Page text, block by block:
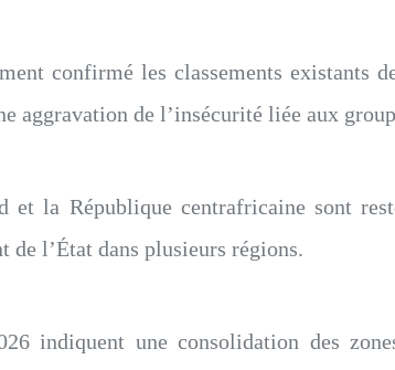
confirmé les classements existants
aggravation de l’insécurité liée aux
la République centrafricaine sont
l’État dans plusieurs régions.
indiquent une consolidation des